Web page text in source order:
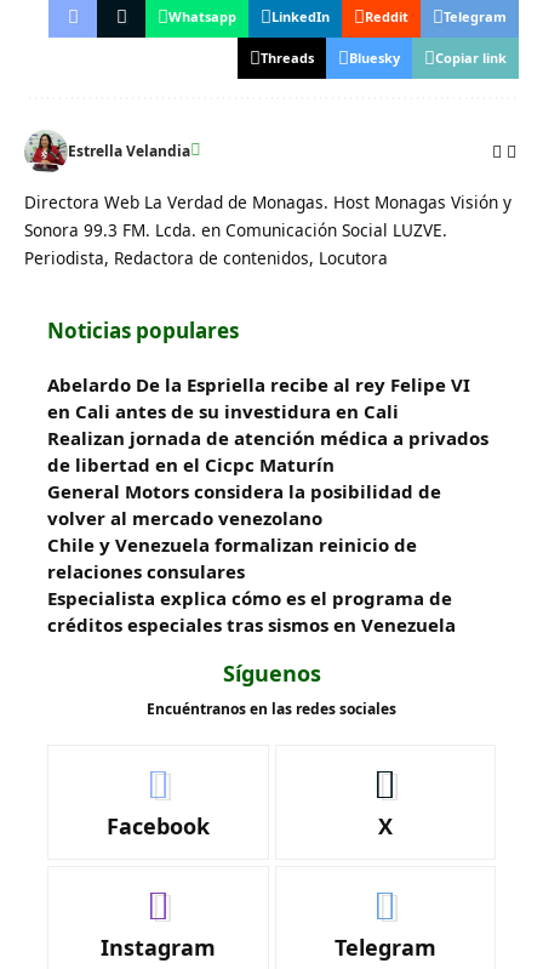
Whatsapp LinkedIn Reddit Telegram
Threads Bluesky Copiar link
Estrella Velandia
Directora Web La Verdad de Monagas. Host Monagas Visión y
Sonora 99.3 FM. Lcda. en Comunicación Social LUZVE.
Periodista, Redactora de contenidos, Locutora
Noticias populares
Abelardo De la Espriella recibe al rey Felipe VI
en Cali antes de su investidura en Cali
Realizan jornada de atención médica a privados
de libertad en el Cicpc Maturín
General Motors considera la posibilidad de
volver al mercado venezolano
Chile y Venezuela formalizan reinicio de
relaciones consulares
Especialista explica cómo es el programa de
créditos especiales tras sismos en Venezuela
Síguenos
Encuéntranos en las redes sociales
Facebook X
Instagram Telegram